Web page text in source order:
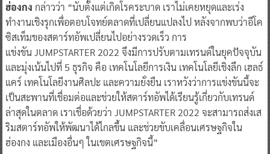
ฮ่องกง กล่าวว่า “นับตั้งแต่เกิดโรคระบาด เราไม่เคยหยุดและเร่ง
ทำงานเชิงรุกเพื่อตอบโจทย์ตลาดที่เปลี่ยนแปลงไป หลังจากพบว่าอีโค
ซิสเท็มของสตาร์ทอัพเปลี่ยนไปอย่างรวดเร็ว การ
แข่งขัน JUMPSTARTER 2022 จึงมีการปรับตามเทรนด์ในยุคปัจจุบัน
และมุ่งเน้นไปที่ 5 ธุรกิจ คือ เทคโนโลยีการเงิน เทคโนโลยีเชิงลึก เฮลธ์
แคร์ เทคโนโลยีงานศิลปะ และความยั่งยืน เราหวังว่าการแข่งขันนี้จะ
เป็นสะพานที่เชื่อมต่อและช่วยให้สตาร์ทอัพได้เรียนรู้เกี่ยวกับเทรนด์
ล่าสุดในตลาด เราเชื่อด้วยว่า JUMPSTARTER 2022 จะสามารถส่งเส
ริมสตาร์ทอัพให้พัฒนาได้ไกลขึ้น และช่วยขับเคลื่อนเศรษฐกิจใน
ฮ่องกง และเมืองอื่นๆ ในเขตเศรษฐกิจนี้”